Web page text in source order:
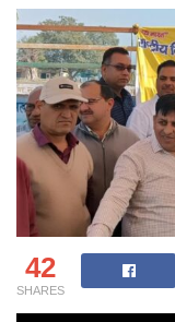
42
SHARES